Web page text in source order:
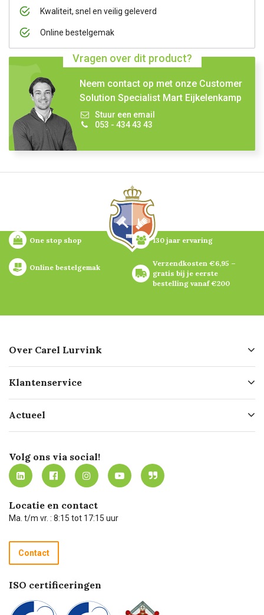
Kwaliteit, snel en veilig geleverd
Online bestelgemak
Vragen over dit product?
Neem contact op met onze Customer
Solution Specialist Mart Eijkelenkamp
Stuur een email
053 - 434 43 43
One stop shop 130 jaar ervaring
Online bestelgemak
Verzendkosten €6,95 –
gratis bij je eerste
bestelling vanaf €200
Over Carel Lurvink
Geschiedenis
Missie
Werken bij Carel Lurvink
MVO
Klantenservice
Bezorgen
Mijn Carel Lurvink
Mijn Carel Lurvink instructievideo's
Carel Lurvink App
Hulp op afstand
Technische dienst
Recycle programma
Betalen
Actueel
Innovation LAB
Tevreden klanten
Carel Lurvink Blog
Carel de podcast
Volg ons via social!
Locatie en contact
Ma. t/m vr. : 8:15 tot 17:15 uur
Contact
ISO certificeringen